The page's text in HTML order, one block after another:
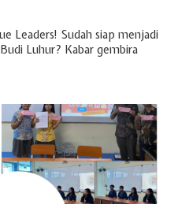
Leaders! Sudah siap menjadi
Luhur? Kabar gembira